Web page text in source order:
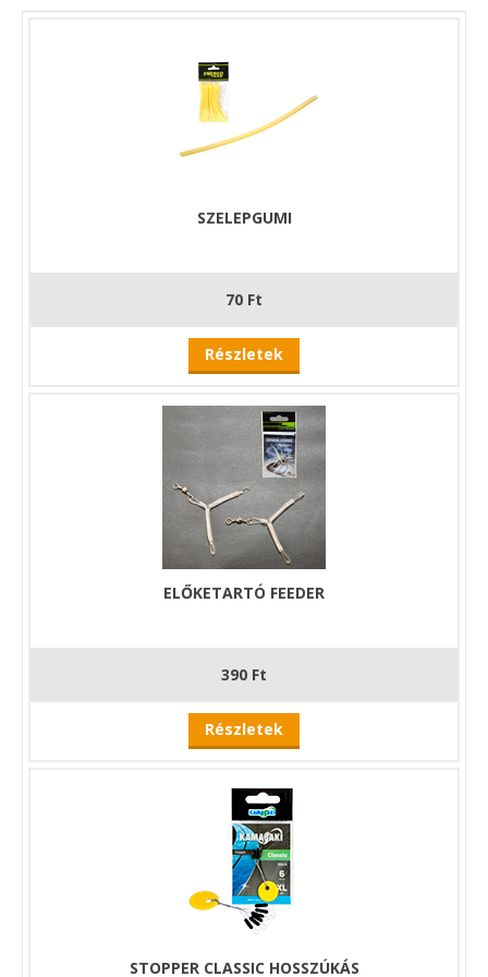
SZELEPGUMI
70 Ft
Részletek
ELŐKETARTÓ FEEDER
390 Ft
Részletek
STOPPER CLASSIC HOSSZÚKÁS